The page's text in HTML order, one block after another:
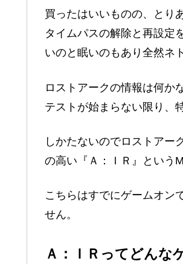
買ったはいいものの、とり
タイムパスの解除と再設定
いのと眠いのもあり全然ネ
ロストアークの情報は何か
テストが始まらない限り、
しかたないのでロストアー
の高い『Ａ：ＩＲ』という
こちらはすでにゲームオン
せん。
Ａ：ＩＲってどんな